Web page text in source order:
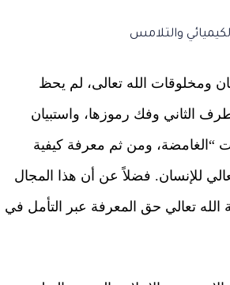
والتلامس
ومخلوقات الله تعالى، لم يحظ
الثاني وفك رموزها، واستبيان
“الغامضة، ومن ثم معرفة كيفية
للإنسان. فضلاً عن أن هذا المجال
الله تعالي حق المعرفة عبر التأمل في